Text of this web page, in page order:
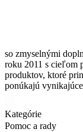
so zmyselnými
roku 2011 s cieľom
produktov, ktoré
ponúkajú
Kategórie
Pomoc a rady